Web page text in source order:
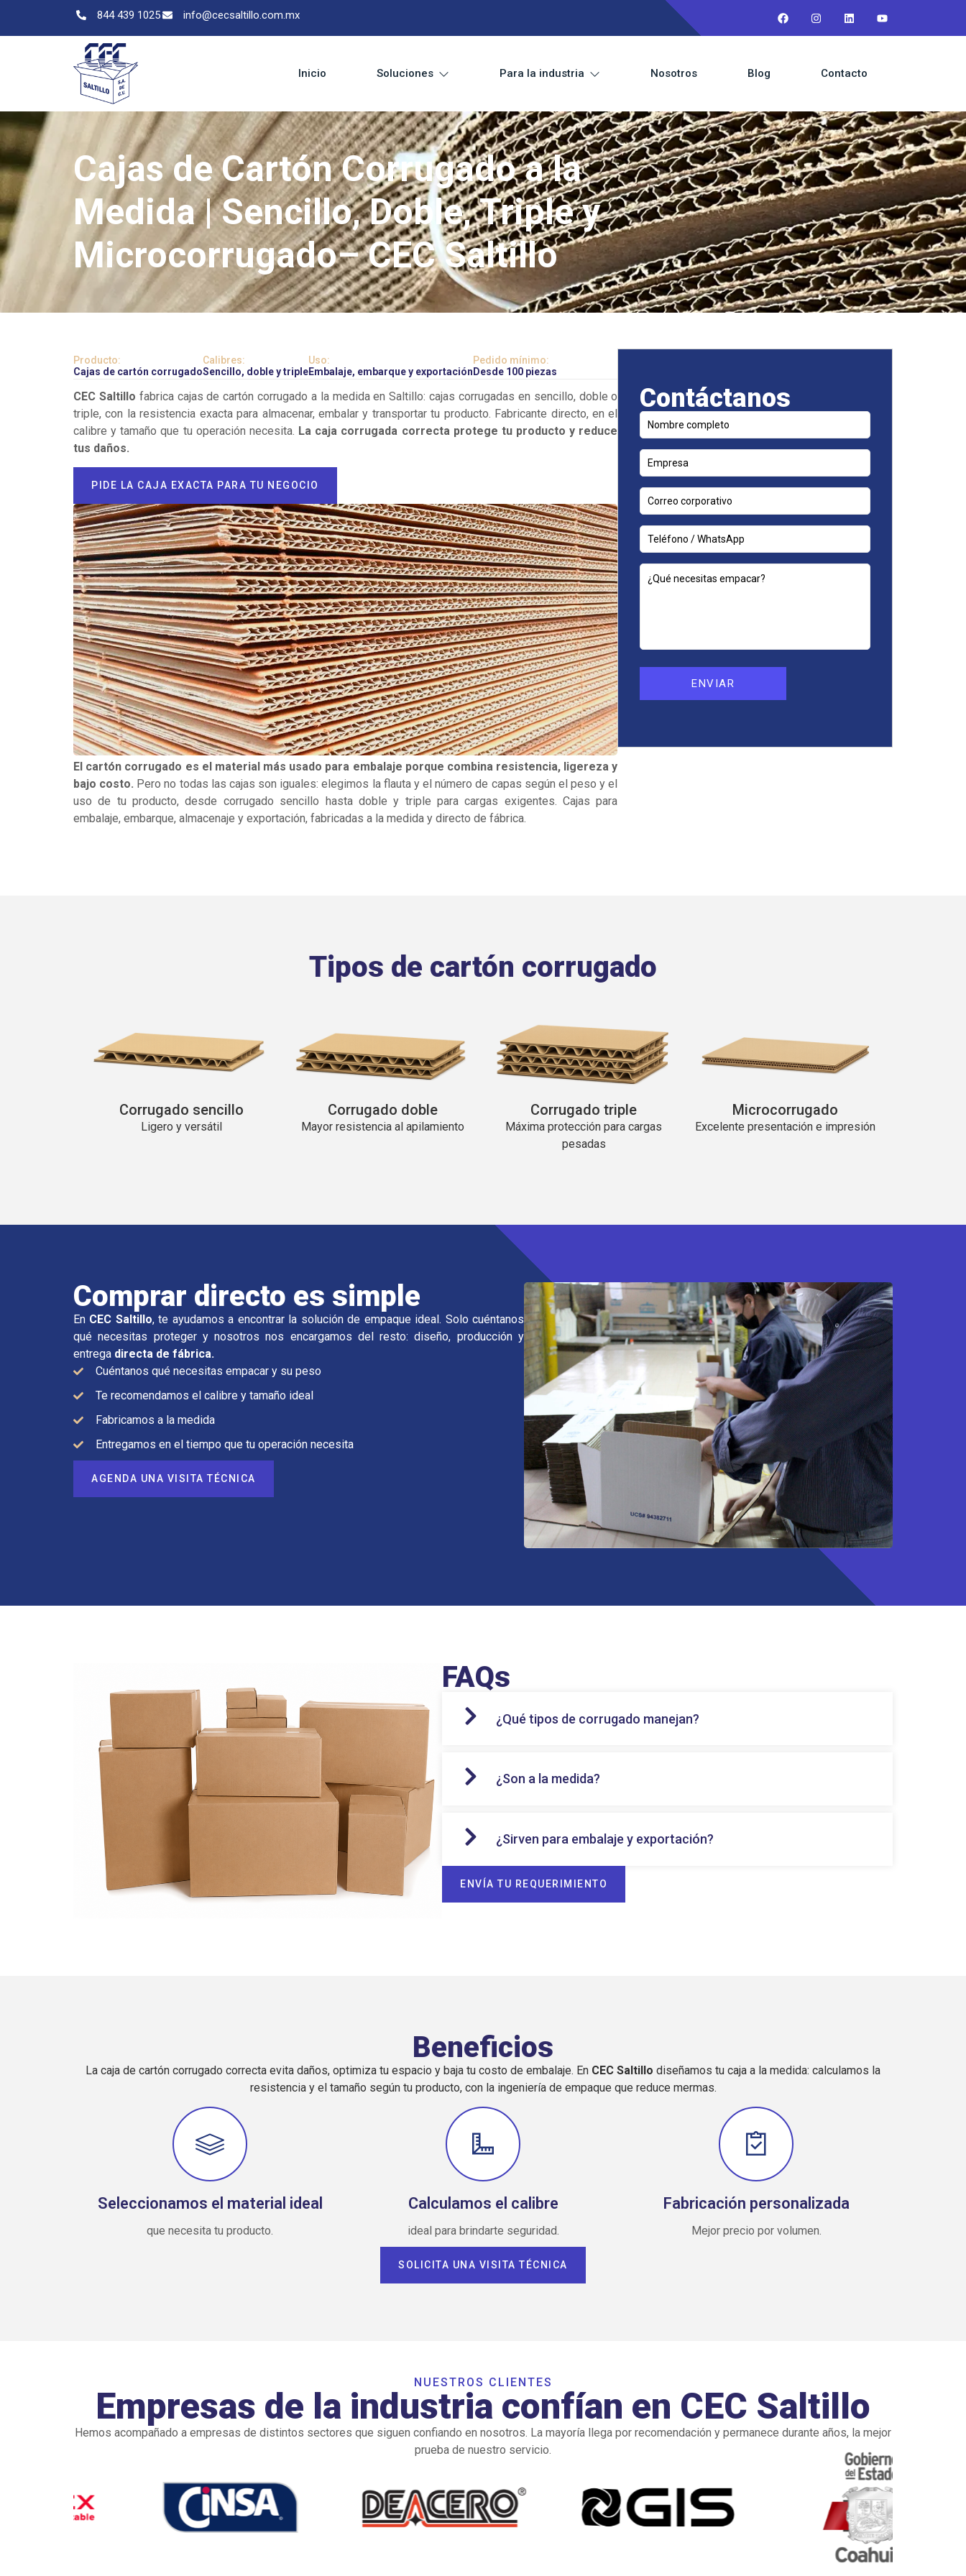
844 439 1025 info@cecsaltillo.com.mx
Inicio Soluciones Para la industria Nosotros Blog Contacto
Cajas de Cartón Corrugado a la
Medida | Sencillo, Doble, Triple y
Microcorrugado– CEC Saltillo
Producto:
Cajas de cartón corrugado
Calibres:
Sencillo, doble y triple
Uso:
Embalaje, embarque y exportación
Pedido mínimo:
Desde 100 piezas
CEC Saltillo fabrica cajas de cartón corrugado a la medida en Saltillo: cajas corrugadas en sencillo, doble o
triple, con la resistencia exacta para almacenar, embalar y transportar tu producto. Fabricante directo, en el
calibre y tamaño que tu operación necesita. La caja corrugada correcta protege tu producto y reduce
tus daños.
PIDE LA CAJA EXACTA PARA TU NEGOCIO
El cartón corrugado es el material más usado para embalaje porque combina resistencia, ligereza y
bajo costo. Pero no todas las cajas son iguales: elegimos la flauta y el número de capas según el peso y el
uso de tu producto, desde corrugado sencillo hasta doble y triple para cargas exigentes. Cajas para
embalaje, embarque, almacenaje y exportación, fabricadas a la medida y directo de fábrica.
Contáctanos
Tipos de cartón corrugado
Corrugado sencillo
Ligero y versátil
Corrugado doble
Mayor resistencia al apilamiento
Corrugado triple
Máxima protección para cargas
pesadas
Microcorrugado
Excelente presentación e impresión
Comprar directo es simple
En CEC Saltillo, te ayudamos a encontrar la solución de empaque ideal. Solo cuéntanos
qué necesitas proteger y nosotros nos encargamos del resto: diseño, producción y
entrega directa de fábrica.
Cuéntanos qué necesitas empacar y su peso
Te recomendamos el calibre y tamaño ideal
Fabricamos a la medida
Entregamos en el tiempo que tu operación necesita
AGENDA UNA VISITA TÉCNICA
FAQs
¿Qué tipos de corrugado manejan?
¿Son a la medida?
¿Sirven para embalaje y exportación?
ENVÍA TU REQUERIMIENTO
Beneficios
La caja de cartón corrugado correcta evita daños, optimiza tu espacio y baja tu costo de embalaje. En CEC Saltillo diseñamos tu caja a la medida: calculamos la
resistencia y el tamaño según tu producto, con la ingeniería de empaque que reduce mermas.
Seleccionamos el material ideal
que necesita tu producto.
Calculamos el calibre
ideal para brindarte seguridad.
Fabricación personalizada
Mejor precio por volumen.
SOLICITA UNA VISITA TÉCNICA
NUESTROS CLIENTES
Empresas de la industria confían en CEC Saltillo
Hemos acompañado a empresas de distintos sectores que siguen confiando en nosotros. La mayoría llega por recomendación y permanece durante años, la mejor
prueba de nuestro servicio.